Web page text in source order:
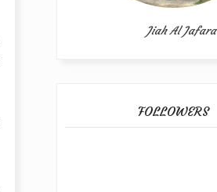
Jiah Al Jafara
FOLLOWERS